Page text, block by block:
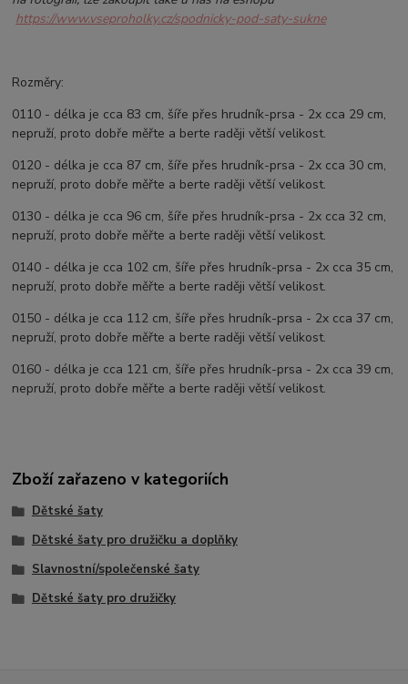
https://www.vseproholky.cz/spodnicky-pod-saty-sukne
Rozměry:
0110 - délka je cca 83 cm, šíře přes hrudník-prsa - 2x cca 29 cm,
nepruží, proto dobře měřte a berte raději větší velikost.
0120 - délka je cca 87 cm, šíře přes hrudník-prsa - 2x cca 30 cm,
nepruží, proto dobře měřte a berte raději větší velikost.
0130 - délka je cca 96 cm, šíře přes hrudník-prsa - 2x cca 32 cm,
nepruží, proto dobře měřte a berte raději větší velikost.
0140 - délka je cca 102 cm, šíře přes hrudník-prsa - 2x cca 35 cm,
nepruží, proto dobře měřte a berte raději větší velikost.
0150 - délka je cca 112 cm, šíře přes hrudník-prsa - 2x cca 37 cm,
nepruží, proto dobře měřte a berte raději větší velikost.
0160 - délka je cca 121 cm, šíře přes hrudník-prsa - 2x cca 39 cm,
nepruží, proto dobře měřte a berte raději větší velikost.
Zboží zařazeno v kategoriích
Dětské šaty
Dětské šaty pro družičku a doplňky
Slavnostní/společenské šaty
Dětské šaty pro družičky